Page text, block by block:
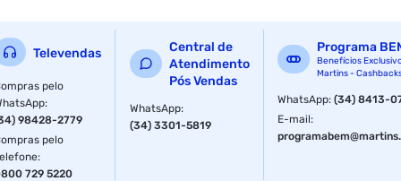
Televendas
pelo
:
98428-2779
pelo
:
729 5220
Central de
Atendimento
Pós Vendas
WhatsApp:
(34) 3301-5819
Programa
Benefícios
Martins -
WhatsApp:(34) 8413-
E-mail: